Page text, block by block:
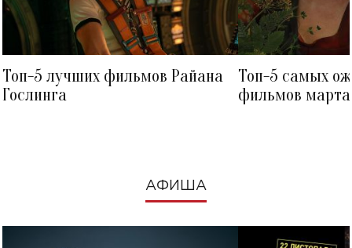
Топ-5 лучших фильмов Райана
Гослинга
Топ-5 самых
фильмов
АФИША